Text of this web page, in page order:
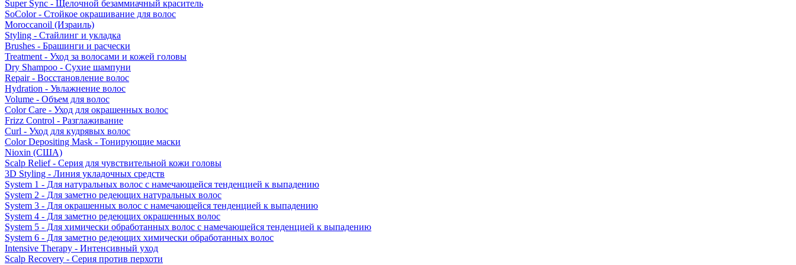
Super Sync - Щелочной безаммиачный краситель
SoColor - Стойкое окрашивание для волос
Moroccanoil (Израиль)
Styling - Стайлинг и укладка
Brushes - Брашинги и расчески
Treatment - Уход за волосами и кожей головы
Dry Shampoo - Сухие шампуни
Repair - Восстановление волос
Hydration - Увлажнение волос
Volume - Объем для волос
Color Care - Уход для окрашенных волос
Frizz Control - Разглаживание
Curl - Уход для кудрявых волос
Color Depositing Mask - Тонирующие маски
Nioxin (США)
Scalp Relief - Серия для чувствительной кожи головы
3D Styling - Линия укладочных средств
System 1 - Для натуральных волос с намечающейся тенденцией к выпадению
System 2 - Для заметно редеющих натуральных волос
System 3 - Для окрашенных волос с намечающейся тенденцией к выпадению
System 4 - Для заметно редеющих окрашенных волос
System 5 - Для химически обработанных волос с намечающейся тенденцией к выпадению
System 6 - Для заметно редеющих химически обработанных волос
Intensive Therapy - Интенсивный уход
Scalp Recovery - Серия против перхоти